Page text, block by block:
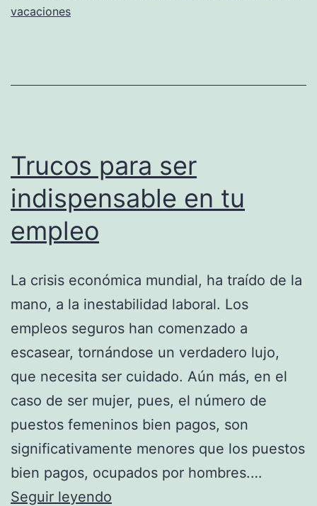
vacaciones
Trucos para ser
indispensable en tu
empleo
La crisis económica mundial, ha traído de la
mano, a la inestabilidad laboral. Los
empleos seguros han comenzado a
escasear, tornándose un verdadero lujo,
que necesita ser cuidado. Aún más, en el
caso de ser mujer, pues, el número de
puestos femeninos bien pagos, son
significativamente menores que los puestos
bien pagos, ocupados por hombres.…
Seguir leyendo